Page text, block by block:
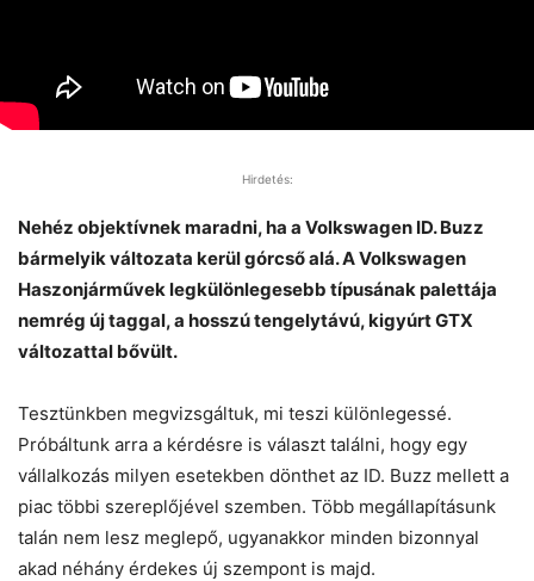
Hirdetés:
Nehéz objektívnek maradni, ha a Volkswagen ID. Buzz
bármelyik változata kerül górcső alá. A Volkswagen
Haszonjárművek legkülönlegesebb típusának palettája
nemrég új taggal, a hosszú tengelytávú, kigyúrt GTX
változattal bővült.
Tesztünkben megvizsgáltuk, mi teszi különlegessé.
Próbáltunk arra a kérdésre is választ találni, hogy egy
vállalkozás milyen esetekben dönthet az ID. Buzz mellett a
piac többi szereplőjével szemben. Több megállapításunk
talán nem lesz meglepő, ugyanakkor minden bizonnyal
akad néhány érdekes új szempont is majd.